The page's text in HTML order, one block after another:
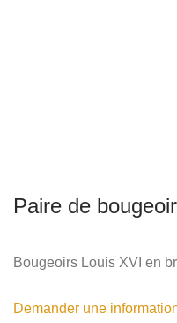
Paire de
Bougeoirs Louis XVI en
Demander une